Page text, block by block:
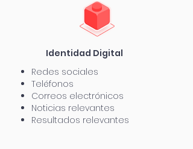
Identidad Digital
Redes sociales
Teléfonos
Correos electrónicos
Noticias relevantes
Resultados relevantes